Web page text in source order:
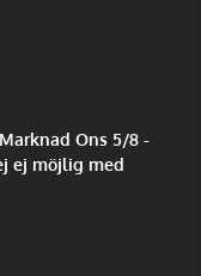
Ons 5/8 -
ej möjlig med